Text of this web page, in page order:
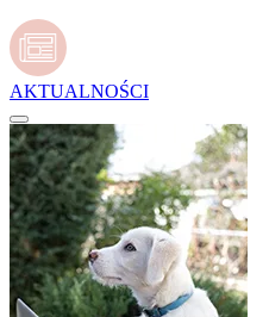
AKTUALNOŚCI